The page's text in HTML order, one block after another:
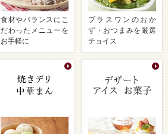
食材やバランスにこ
だわったメニューを
お手軽に
プラスワンのおか
ず・おつまみを厳選
チョイス